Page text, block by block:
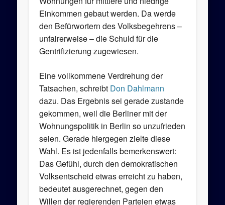
Einkommen gebaut werden. Da werde
den Befürwortern des Volksbegehrens –
unfairerweise – die Schuld für die
Gentrifizierung zugewiesen.
Eine vollkommene Verdrehung der
Tatsachen, schreibt Don Dahlmann
dazu. Das Ergebnis sei gerade zustande
gekommen, weil die Berliner mit der
Wohnungspolitik in Berlin so unzufrieden
seien. Gerade hiergegen zielte diese
Wahl. Es ist jedenfalls bemerkenswert:
Das Gefühl, durch den demokratischen
Volksentscheid etwas erreicht zu haben,
bedeutet ausgerechnet, gegen den
Willen der regierenden Parteien etwas